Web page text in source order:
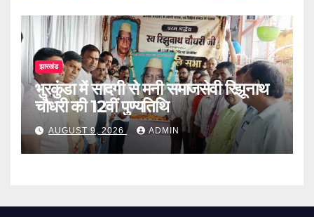
झारखंड
भुरकुंडा में सादगी से मनी समाजसेवी रिझूनाथ
चौधरी की 12वीं पुण्यतिथि
AUGUST 9, 2026 ADMIN